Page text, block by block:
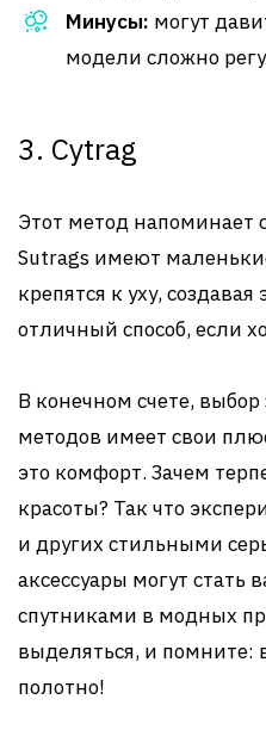
Минусы: могут
модели сложно
3. Суtrag
Этот метод напоминает
Sutrags имеют
крепятся к уху,
отличный способ, если
В конечном счете,
методов имеет свои
это комфорт. Зачем
красоты? Так что
и других стильными
аксессуары могут
спутниками в модных
выделяться, и
полотно!